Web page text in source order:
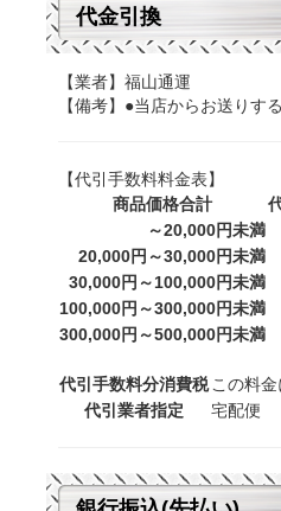
代金引換
【業者】福山通運
【備考】●当店からお送りす
【代引手数料料金表】
商品価格合計
～20,000円未満
20,000円～30,000円未満
30,000円～100,000円未満
100,000円～300,000円未満
300,000円～500,000円未満
代引手数料分消費税 この料
代引業者指定
宅配便